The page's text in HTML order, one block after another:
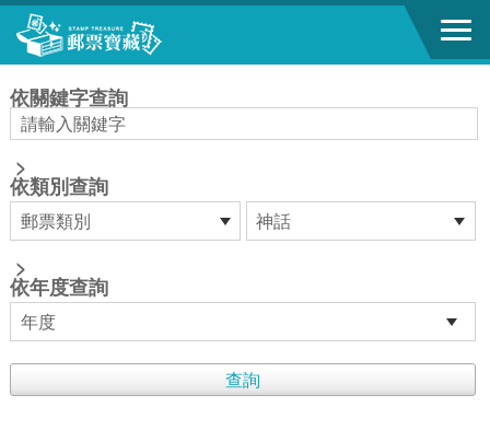
跳到主要內容區塊
依關鍵字查詢
>
依類別查詢
>
依年度查詢